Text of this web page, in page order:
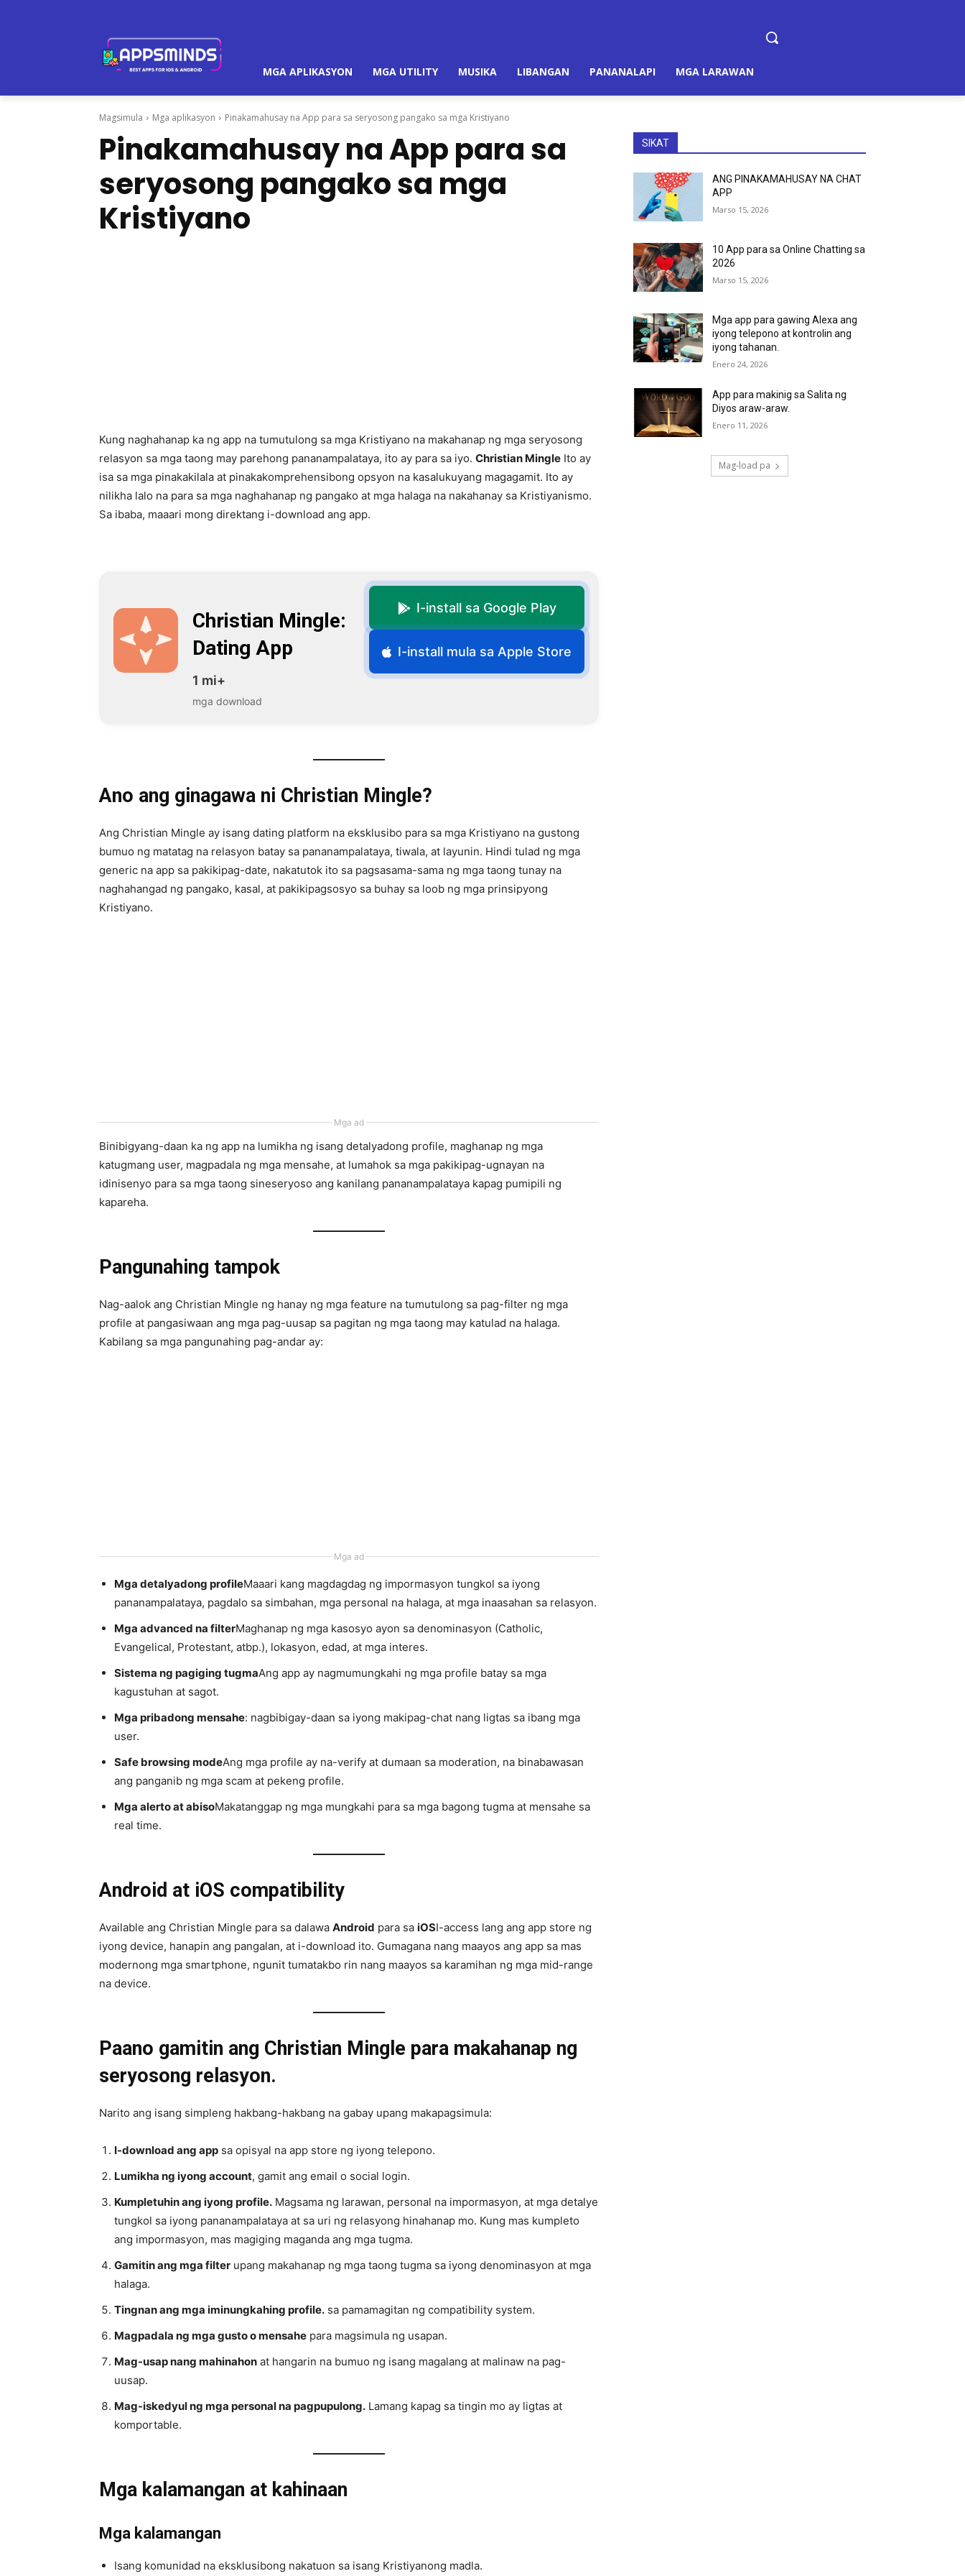
MGA APLIKASYON MGA UTILITY MUSIKA LIBANGAN PANANALAPI MGA LARAWAN
Magsimula Mga aplikasyon Pinakamahusay na App para sa seryosong pangako sa mga Kristiyano
Pinakamahusay na App para sa
seryosong pangako sa mga
Kristiyano
Kung naghahanap ka ng app na tumutulong sa mga Kristiyano na makahanap ng mga seryosong
relasyon sa mga taong may parehong pananampalataya, ito ay para sa iyo. Christian Mingle Ito ay
isa sa mga pinakakilala at pinakakomprehensibong opsyon na kasalukuyang magagamit. Ito ay
nilikha lalo na para sa mga naghahanap ng pangako at mga halaga na nakahanay sa Kristiyanismo.
Sa ibaba, maaari mong direktang i-download ang app.
Christian Mingle:
Dating App
1 mi+
mga download
I-install sa Google Play
I-install mula sa Apple Store
Ano ang ginagawa ni Christian Mingle?
Ang Christian Mingle ay isang dating platform na eksklusibo para sa mga Kristiyano na gustong
bumuo ng matatag na relasyon batay sa pananampalataya, tiwala, at layunin. Hindi tulad ng mga
generic na app sa pakikipag-date, nakatutok ito sa pagsasama-sama ng mga taong tunay na
naghahangad ng pangako, kasal, at pakikipagsosyo sa buhay sa loob ng mga prinsipyong
Kristiyano.
Mga ad
Binibigyang-daan ka ng app na lumikha ng isang detalyadong profile, maghanap ng mga
katugmang user, magpadala ng mga mensahe, at lumahok sa mga pakikipag-ugnayan na
idinisenyo para sa mga taong sineseryoso ang kanilang pananampalataya kapag pumipili ng
kapareha.
Pangunahing tampok
Nag-aalok ang Christian Mingle ng hanay ng mga feature na tumutulong sa pag-filter ng mga
profile at pangasiwaan ang mga pag-uusap sa pagitan ng mga taong may katulad na halaga.
Kabilang sa mga pangunahing pag-andar ay:
Mga ad
Mga detalyadong profileMaaari kang magdagdag ng impormasyon tungkol sa iyong
pananampalataya, pagdalo sa simbahan, mga personal na halaga, at mga inaasahan sa relasyon.
Mga advanced na filterMaghanap ng mga kasosyo ayon sa denominasyon (Catholic,
Evangelical, Protestant, atbp.), lokasyon, edad, at mga interes.
Sistema ng pagiging tugmaAng app ay nagmumungkahi ng mga profile batay sa mga
kagustuhan at sagot.
Mga pribadong mensahe: nagbibigay-daan sa iyong makipag-chat nang ligtas sa ibang mga
user.
Safe browsing modeAng mga profile ay na-verify at dumaan sa moderation, na binabawasan
ang panganib ng mga scam at pekeng profile.
Mga alerto at abisoMakatanggap ng mga mungkahi para sa mga bagong tugma at mensahe sa
real time.
Android at iOS compatibility
Available ang Christian Mingle para sa dalawa Android para sa iOSI-access lang ang app store ng
iyong device, hanapin ang pangalan, at i-download ito. Gumagana nang maayos ang app sa mas
modernong mga smartphone, ngunit tumatakbo rin nang maayos sa karamihan ng mga mid-range
na device.
Paano gamitin ang Christian Mingle para makahanap ng
seryosong relasyon.
Narito ang isang simpleng hakbang-hakbang na gabay upang makapagsimula:
I-download ang app sa opisyal na app store ng iyong telepono.
Lumikha ng iyong account, gamit ang email o social login.
Kumpletuhin ang iyong profile. Magsama ng larawan, personal na impormasyon, at mga detalye
tungkol sa iyong pananampalataya at sa uri ng relasyong hinahanap mo. Kung mas kumpleto
ang impormasyon, mas magiging maganda ang mga tugma.
Gamitin ang mga filter upang makahanap ng mga taong tugma sa iyong denominasyon at mga
halaga.
Tingnan ang mga iminungkahing profile. sa pamamagitan ng compatibility system.
Magpadala ng mga gusto o mensahe para magsimula ng usapan.
Mag-usap nang mahinahon at hangarin na bumuo ng isang magalang at malinaw na pag-
uusap.
Mag-iskedyul ng mga personal na pagpupulong. Lamang kapag sa tingin mo ay ligtas at
komportable.
Mga kalamangan at kahinaan
Mga kalamangan
Isang komunidad na eksklusibong nakatuon sa isang Kristiyanong madla.
SIKAT
ANG PINAKAMAHUSAY NA CHAT
APP
Marso 15, 2026
10 App para sa Online Chatting sa
2026
Marso 15, 2026
Mga app para gawing Alexa ang
iyong telepono at kontrolin ang
iyong tahanan.
Enero 24, 2026
App para makinig sa Salita ng
Diyos araw-araw.
Enero 11, 2026
Mag-load pa